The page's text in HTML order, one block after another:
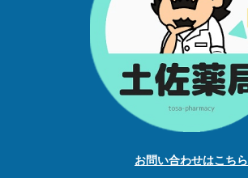
お問い合わせはこちら